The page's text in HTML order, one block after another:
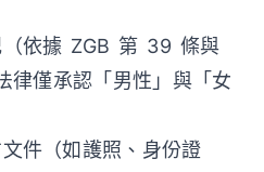
（依據 ZGB 第 39 條與
僅承認「男性」與「女
件（如護照、身份證